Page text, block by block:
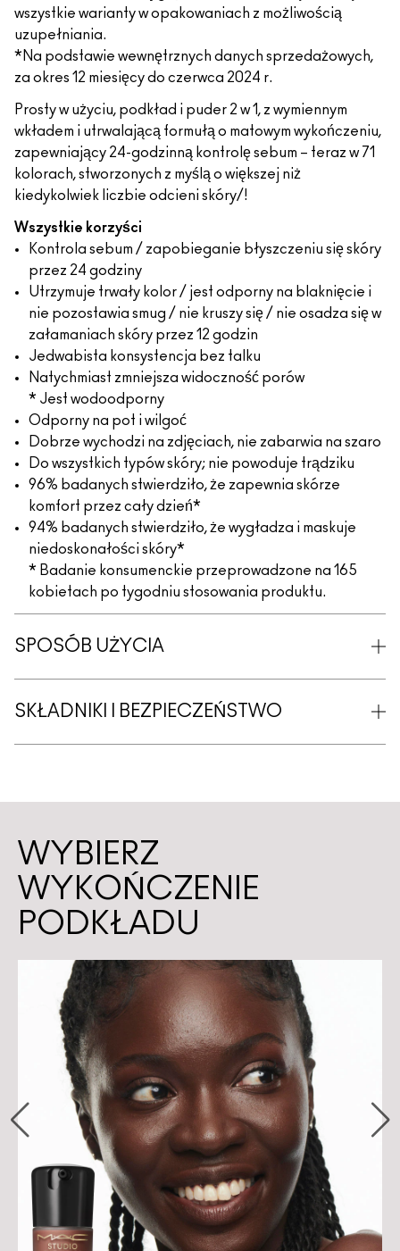
wszystkie warianty w opakowaniach z możliwością
uzupełniania.
*Na podstawie wewnętrznych danych sprzedażowych,
za okres 12 miesięcy do czerwca 2024 r.
Prosty w użyciu, podkład i puder 2 w 1, z wymiennym
wkładem i utrwalającą formułą o matowym wykończeniu,
zapewniający 24-godzinną kontrolę sebum – teraz w 71
kolorach, stworzonych z myślą o większej niż
kiedykolwiek liczbie odcieni skóry/!
Wszystkie korzyści
Kontrola sebum / zapobieganie błyszczeniu się skóry
przez 24 godziny
Utrzymuje trwały kolor / jest odporny na blaknięcie i
nie pozostawia smug / nie kruszy się / nie osadza się w
załamaniach skóry przez 12 godzin
Jedwabista konsystencja bez talku
Natychmiast zmniejsza widoczność porów
* Jest wodoodporny
Odporny na pot i wilgoć
Dobrze wychodzi na zdjęciach, nie zabarwia na szaro
Do wszystkich typów skóry; nie powoduje trądziku
96% badanych stwierdziło, że zapewnia skórze
komfort przez cały dzień*
94% badanych stwierdziło, że wygładza i maskuje
niedoskonałości skóry*
* Badanie konsumenckie przeprowadzone na 165
kobietach po tygodniu stosowania produktu.
SPOSÓB UŻYCIA
SKŁADNIKI I BEZPIECZEŃSTWO
WYBIERZ
WYKOŃCZENIE
PODKŁADU